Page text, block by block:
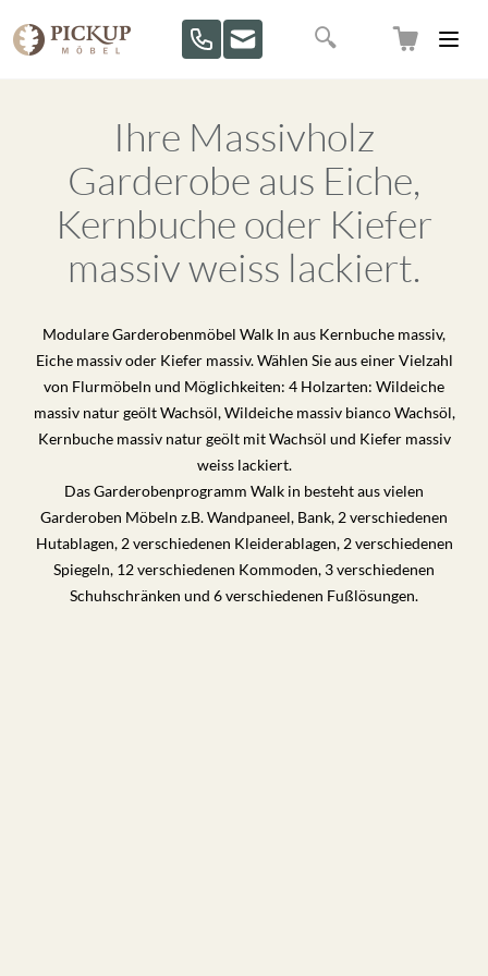
Suche
Ihre Massivholz
Garderobe aus Eiche,
Kernbuche oder Kiefer
massiv weiss lackiert.
Modulare Garderobenmöbel Walk In aus Kernbuche massiv,
Eiche massiv oder Kiefer massiv. Wählen Sie aus einer Vielzahl
von Flurmöbeln und Möglichkeiten: 4 Holzarten: Wildeiche
massiv natur geölt Wachsöl, Wildeiche massiv bianco Wachsöl,
Kernbuche massiv natur geölt mit Wachsöl und Kiefer massiv
weiss lackiert.
Das Garderobenprogramm Walk in besteht aus vielen
Garderoben Möbeln z.B. Wandpaneel, Bank, 2 verschiedenen
Hutablagen, 2 verschiedenen Kleiderablagen, 2 verschiedenen
Spiegeln, 12 verschiedenen Kommoden, 3 verschiedenen
Schuhschränken und 6 verschiedenen Fußlösungen.